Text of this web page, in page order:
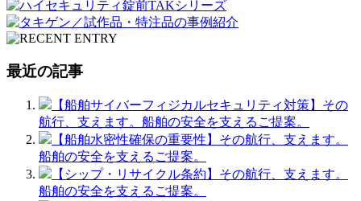
最近の記事
【船舶サイバーフィジカルセキュリティ対策】その
航行、支えます。船舶の安全を支えるご提案。
【船舶水密性確保の重要性】その航行、支えます。
船舶の安全を支えるご提案。
【シップ・リサイクル条約】その航行、支えます。
船舶の安全を支えるご提案。